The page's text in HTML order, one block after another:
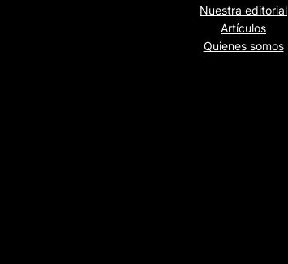
Nuestra editorial
Artículos
Quienes somos